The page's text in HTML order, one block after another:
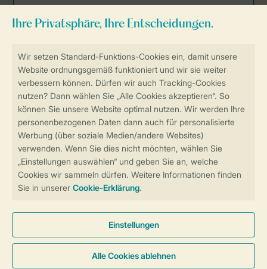
Sicherstellung Deiner Privatsphäre
Weitere Informationen und Einstellungen
Sicher und schnell zur Online-Buchung
Sichere Datenübertragung
Sicheres Bezahlen
Allgemeine Bedingungen Impressum
Cookies und Banner
Barrierefreiheit